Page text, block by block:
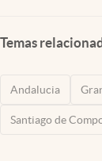
Temas
Andalucia
Santiago de